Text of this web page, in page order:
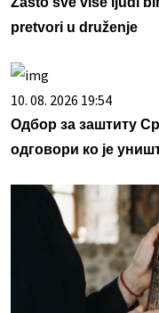
pretvori u druženje
10. 08. 2026 19:54
Одбор за заштиту
одговори ко је